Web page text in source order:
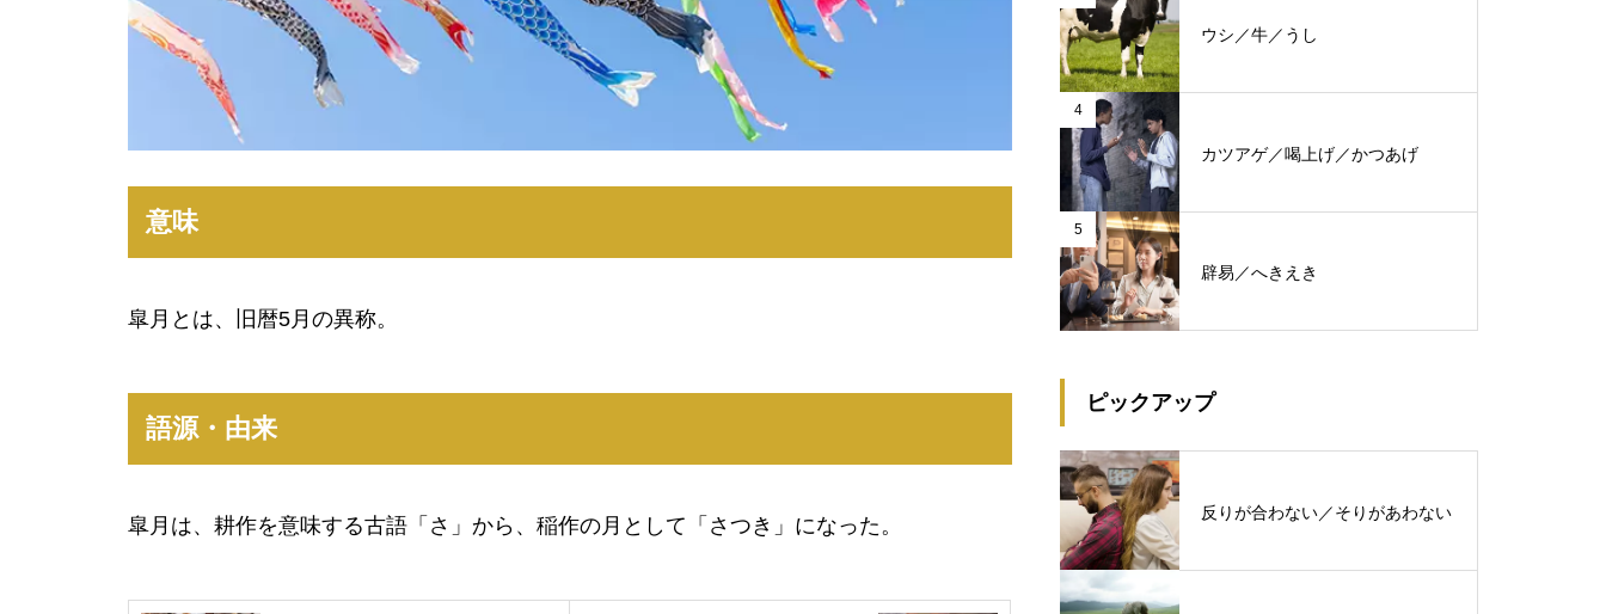
意味
皐月とは、旧暦5月の異称。
語源・由来
皐月は、耕作を意味する古語「さ」から、稲作の月として「さつき」になった。
ウシ／牛／うし
4
カツアゲ／喝上げ／かつあげ
5
辟易／へきえき
ピックアップ
反りが合わない／そりがあわない